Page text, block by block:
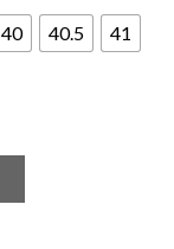
40 40.5
41